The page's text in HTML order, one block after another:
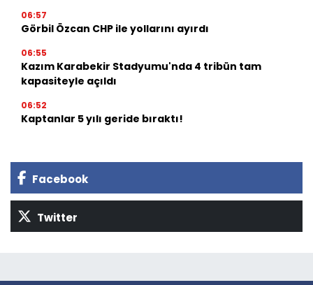
06:57
Görbil Özcan CHP ile yollarını ayırdı
06:55
Kazım Karabekir Stadyumu'nda 4 tribün tam
kapasiteyle açıldı
06:52
Kaptanlar 5 yılı geride bıraktı!
Facebook
Twitter